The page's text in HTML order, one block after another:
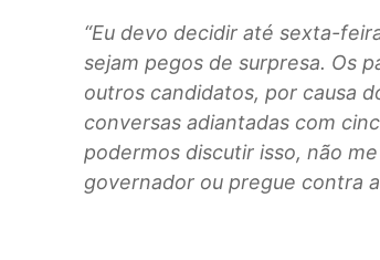
“Eu devo decidir até sexta-
sejam pegos de surpresa. Os
outros candidatos, por causa
conversas adiantadas com
podermos discutir isso, não
governador ou pregue contra